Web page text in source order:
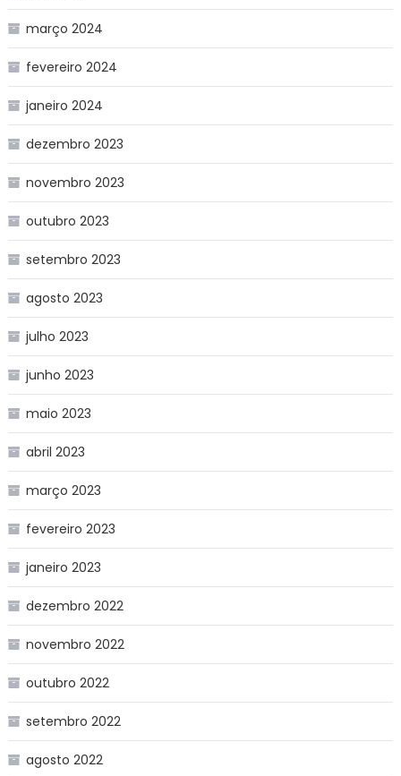
março 2024
fevereiro 2024
janeiro 2024
dezembro 2023
novembro 2023
outubro 2023
setembro 2023
agosto 2023
julho 2023
junho 2023
maio 2023
abril 2023
março 2023
fevereiro 2023
janeiro 2023
dezembro 2022
novembro 2022
outubro 2022
setembro 2022
agosto 2022